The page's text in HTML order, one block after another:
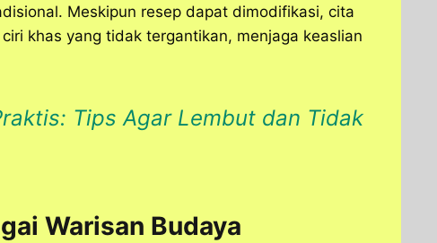
Meskipun resep dapat dimodifikasi, cita
khas yang tidak tergantikan, menjaga keaslian
Tips Agar Lembut dan Tidak
Warisan Budaya